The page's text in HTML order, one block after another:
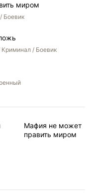
миром
Боевик
/ Боевик
Мафия не может
править миром